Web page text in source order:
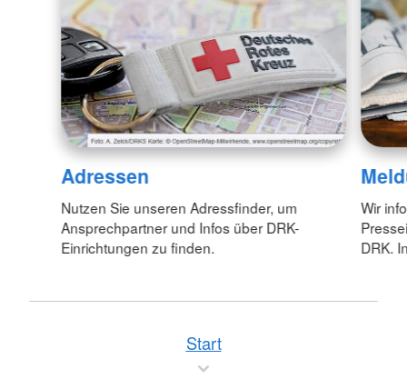
Adressen
Nutzen Sie unseren Adressfinder, um
Ansprechpartner und Infos über DRK-
Einrichtungen zu finden.
Wir
DRK.
Start